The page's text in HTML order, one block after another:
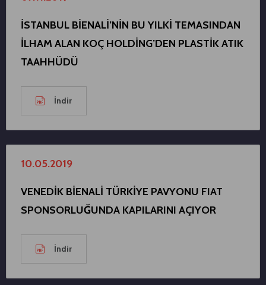
İSTANBUL BİENALİ’NİN BU YILKİ TEMASINDAN
İLHAM ALAN KOÇ HOLDİNG’DEN PLASTİK ATIK
TAAHHÜDÜ
İndir
10.05.2019
VENEDİK BİENALİ TÜRKİYE PAVYONU FIAT
SPONSORLUĞUNDA KAPILARINI AÇIYOR
İndir